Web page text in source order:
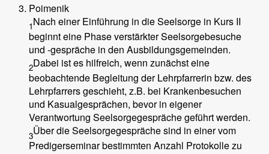
Poimenik
1Nach einer Einführung in die Seelsorge in Kurs II
beginnt eine Phase verstärkter Seelsorgebesuche
und -gespräche in den Ausbildungsgemeinden.
2Dabei ist es hilfreich, wenn zunächst eine
beobachtende Begleitung der Lehrpfarrerin bzw. des
Lehrpfarrers geschieht, z.B. bei Krankenbesuchen
und Kasualgesprächen, bevor in eigener
Verantwortung Seelsorgegespräche geführt werden.
3Über die Seelsorgegespräche sind in einer vom
Predigerseminar bestimmten Anzahl Protokolle zu